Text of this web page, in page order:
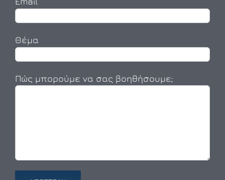
Θέμα
Πώς μπορούμε να σας βοηθήσουμε;